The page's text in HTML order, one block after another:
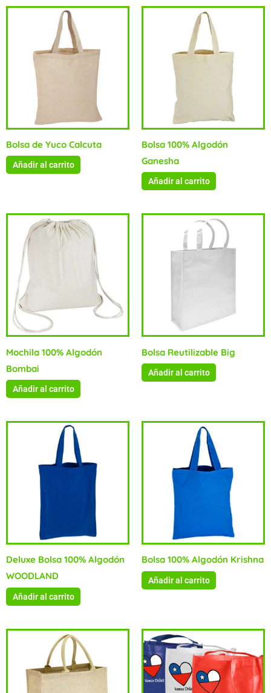
Bolsa de Yuco Calcuta
Añadir al carrito
Bolsa 100% Algodón
Ganesha
Añadir al carrito
Mochila 100% Algodón
Bombai
Añadir al carrito
Bolsa Reutilizable Big
Añadir al carrito
Deluxe Bolsa 100% Algodón
WOODLAND
Añadir al carrito
Bolsa 100% Algodón Krishna
Añadir al carrito